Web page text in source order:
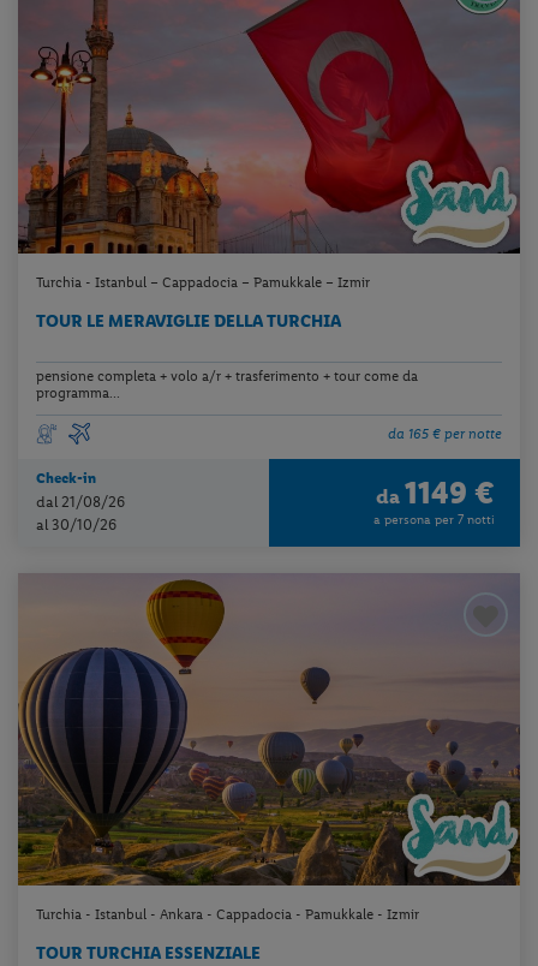
Turchia - Istanbul – Cappadocia – Pamukkale – Izmir
TOUR LE MERAVIGLIE DELLA TURCHIA
pensione completa + volo a/r + trasferimento + tour come da
programma...
da 165 € per notte
Check-in
dal 21/08/26
al 30/10/26
da 1149 €
a persona per 7 notti
Turchia - Istanbul - Ankara - Cappadocia - Pamukkale - Izmir
TOUR TURCHIA ESSENZIALE